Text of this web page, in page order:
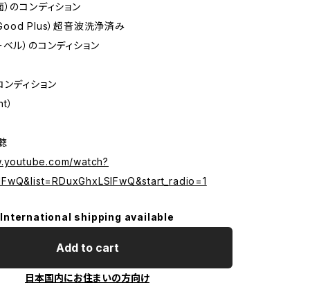
のコンディション
Plus）超音波洗浄済み
ル）のコンディション
ンディション
watch?
International shipping available
Add to cart
日本国内にお住まいの方向け